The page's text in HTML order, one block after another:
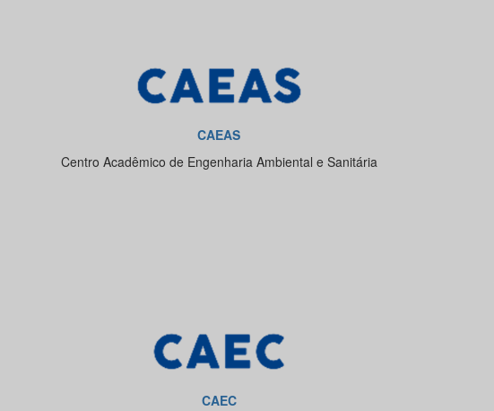
CAEAS
Centro Acadêmico de Engenharia Ambiental e Sanitária
CAEC